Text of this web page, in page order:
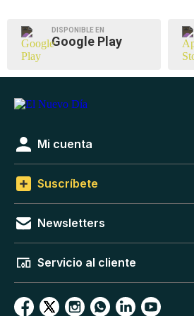
DISPONIBLE EN
Google Play
Mi cuenta
Suscríbete
Newsletters
Servicio al cliente